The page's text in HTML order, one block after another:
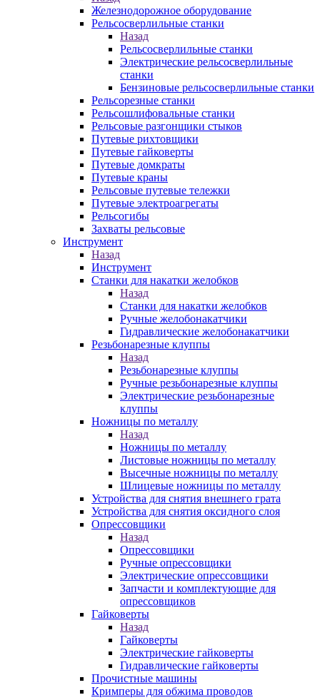
Железнодорожное оборудование
Рельсосверлильные станки
Назад
Рельсосверлильные станки
Электрические рельсосверлильные
станки
Бензиновые рельсосверлильные станки
Рельсорезные станки
Рельсошлифовальные станки
Рельсовые разгонщики стыков
Путевые рихтовщики
Путевые гайковерты
Путевые домкраты
Путевые краны
Рельсовые путевые тележки
Путевые электроагрегаты
Рельсогибы
Захваты рельсовые
Инструмент
Назад
Инструмент
Станки для накатки желобков
Назад
Станки для накатки желобков
Ручные желобонакатчики
Гидравлические желобонакатчики
Резьбонарезные клуппы
Назад
Резьбонарезные клуппы
Ручные резьбонарезные клуппы
Электрические резьбонарезные
клуппы
Ножницы по металлу
Назад
Ножницы по металлу
Листовые ножницы по металлу
Высечные ножницы по металлу
Шлицевые ножницы по металлу
Устройства для снятия внешнего грата
Устройства для снятия оксидного слоя
Опрессовщики
Назад
Опрессовщики
Ручные опрессовщики
Электрические опрессовщики
Запчасти и комплектующие для
опрессовщиков
Гайковерты
Назад
Гайковерты
Электрические гайковерты
Гидравлические гайковерты
Прочистные машины
Кримперы для обжима проводов